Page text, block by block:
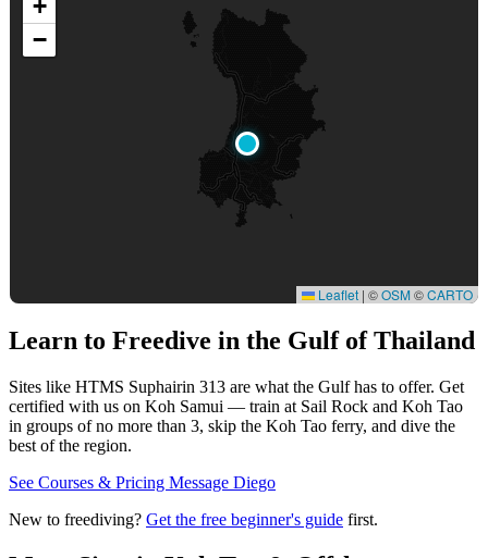
+
−
Leaflet | ©OSM©CARTO
Learn to Freedive in the Gulf of Thailand
Sites like HTMS Suphairin 313 are what the Gulf has to offer. Get
certified with us on Koh Samui — train at Sail Rock and Koh Tao
in groups of no more than 3, skip the Koh Tao ferry, and dive the
best of the region.
See Courses & Pricing Message Diego
New to freediving? Get the free beginner's guide first.